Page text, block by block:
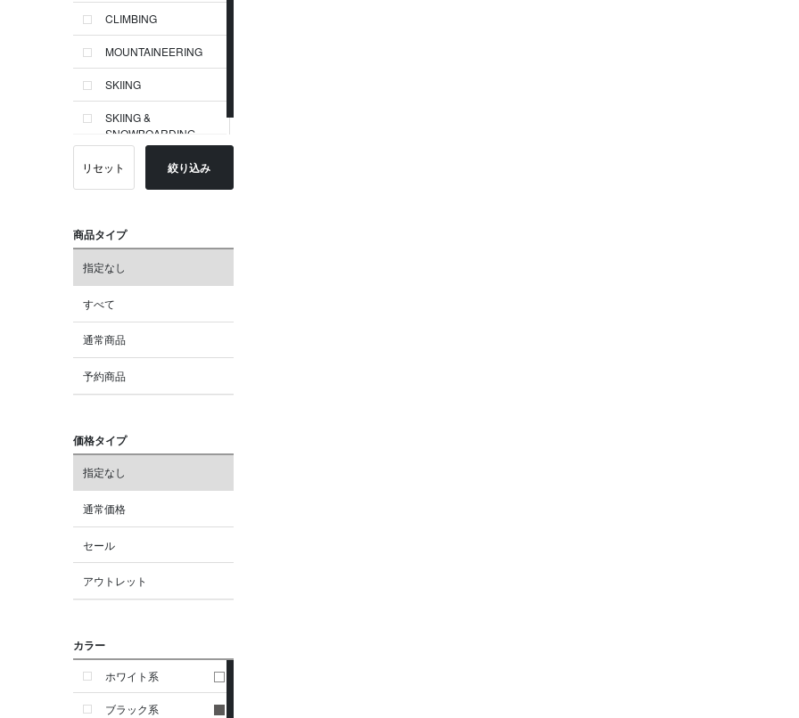
CLIMBING
MOUNTAINEERING
SKIING
SKIING &
SNOWBOARDING
リセット 絞り込み
商品タイプ
指定なし
すべて
通常商品
予約商品
価格タイプ
指定なし
通常価格
セール
アウトレット
カラー
ホワイト系
ブラック系